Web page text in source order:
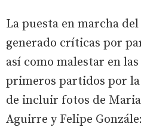
La puesta en marcha
generado críticas por
así como malestar en
primeros partidos por la
de incluir fotos de
Aguirre y Felipe